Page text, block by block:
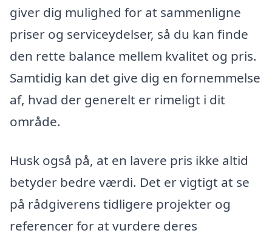
giver dig mulighed for at sammenligne
priser og serviceydelser, så du kan finde
den rette balance mellem kvalitet og pris.
Samtidig kan det give dig en fornemmelse
af, hvad der generelt er rimeligt i dit
område.
Husk også på, at en lavere pris ikke altid
betyder bedre værdi. Det er vigtigt at se
på rådgiverens tidligere projekter og
referencer for at vurdere deres